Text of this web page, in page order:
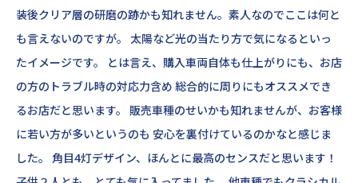
装後クリア層の研磨の跡かも知れません。素人なのでここは何と
も言えないのですが。 太陽など光の当たり方で気になるといっ
たイメージです。 とは言え、購入車両自体も仕上がりにも、お店
の方のトラブル時の対応力含め 総合的に周りにもオススメでき
るお店だと思います。 販売車種のせいかも知れませんが、お客様
に若い方が多いというのも 安心を裏付けているのかなと感じま
した。 角目4灯デザイン、ほんとに最高のセンスだと思います！